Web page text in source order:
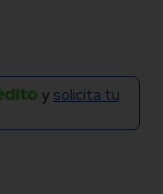
y solicita tu